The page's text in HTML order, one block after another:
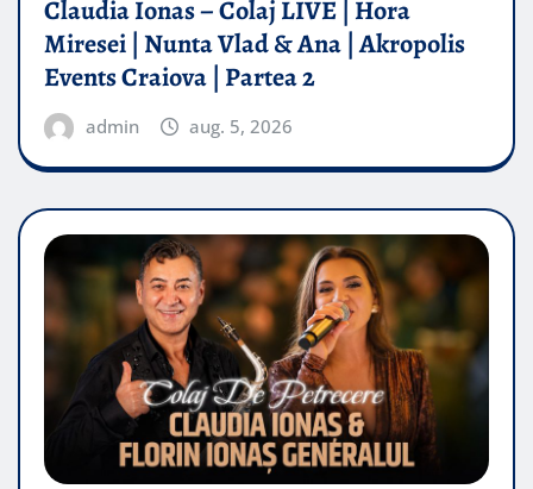
Claudia Ionas – Colaj LIVE | Hora
Miresei | Nunta Vlad & Ana | Akropolis
Events Craiova | Partea 2
admin aug. 5, 2026